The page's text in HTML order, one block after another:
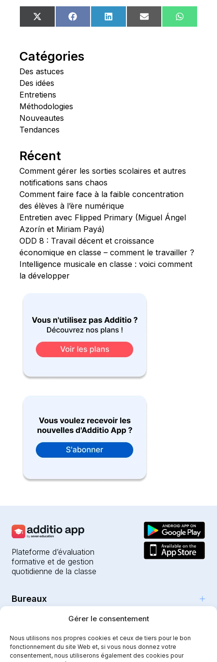
Gérer le consentement
Nous utilisons nos propres cookies et ceux de tiers pour le bon
fonctionnement du site Web et, si vous nous donnez votre
consentement, nous utiliserons également des cookies pour
Share
on
X
(Twitter)
Share
on
FacebookShare
on
LinkedIn Share
on
Email
Share
on
Catégories
Des astuces
Des idées
Entretiens
Méthodologies
Nouveautes
Tendances
Récent
Comment gérer les sorties scolaires et autres
notifications sans chaos
Comment faire face à la faible concentration
des élèves à l’ère numérique
Entretien avec Flipped Primary (Miguel Ángel
Azorín et Miriam Payá)
ODD 8 : Travail décent et croissance
économique en classe – comment le travailler ?
Intelligence musicale en classe : voici comment
la développer
Plateforme d’évaluation
formative et de gestion
quotidienne de la classe
Bureaux
Parc Científic i Tecnològic
C/Emili Grahit, 91
L’IA pour les enseignants
Pour les enseignants
Ressources
Fonctionnalités
Sécurité